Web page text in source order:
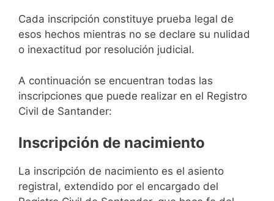
Cada inscripción constituye prueba legal de
esos hechos mientras no se declare su nulidad
o inexactitud por resolución judicial.
A continuación se encuentran todas las
inscripciones que puede realizar en el Registro
Civil de Santander:
Inscripción de nacimiento
La inscripción de nacimiento es el asiento
registral, extendido por el encargado del